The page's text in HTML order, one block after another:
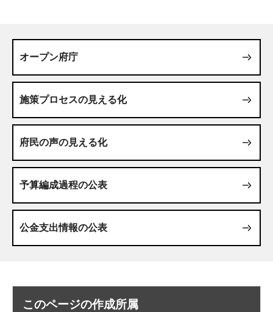
オープン府庁
施策プロセスの見える化
府民の声の見える化
予算編成過程の公表
公金支出情報の公表
このページの作成所属